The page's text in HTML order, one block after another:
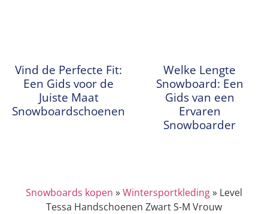
Vind de Perfecte Fit:
Een Gids voor de
Juiste Maat
Snowboardschoenen
Welke Lengte
Snowboard: Een
Gids van een
Ervaren
Snowboarder
Snowboards kopen »Wintersportkleding» Level
Tessa Handschoenen Zwart S-M Vrouw